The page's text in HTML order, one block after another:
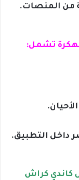
من المنصات.
داخل التطبيق.
كاندي كراش